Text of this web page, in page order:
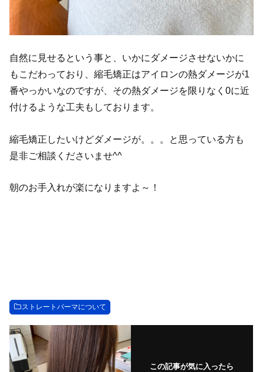
自然に見せるという事と、いかにダメージさせないかに
もこだわっており、縮毛矯正はアイロンの熱ダメージが1
番やっかいなのですが、その熱ダメージを限りなく0に近
付けるような工夫もしております。
縮毛矯正したいけどダメージが。。。と思っている方も
是非ご相談くださいませ^^
朝のお手入れが楽になりますよ～！
ストレートパーマについて
この記事が気に入ったら